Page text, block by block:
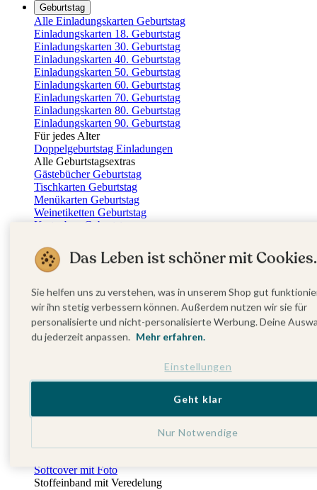
Geburtstag
Alle Einladungskarten Geburtstag
Einladungskarten 18. Geburtstag
Einladungskarten 30. Geburtstag
Einladungskarten 40. Geburtstag
Einladungskarten 50. Geburtstag
Einladungskarten 60. Geburtstag
Einladungskarten 70. Geburtstag
Einladungskarten 80. Geburtstag
Einladungskarten 90. Geburtstag
Für jedes Alter
Doppelgeburtstag Einladungen
Alle Geburtstagsextras
Gästebücher Geburtstag
Tischkarten Geburtstag
Menükarten Geburtstag
Weinetiketten Geburtstag
Kartenbox Geburtstag
Dankeskarten Geburtstag
Fotobuch Geburtstag
Eventplattform
Einladungskarten Kindergeburtstag
Kindergeburtstag Jungen
Kindergeburtstag Mädchen
Kindergeburtstag Unisex
Einladungskarten 1. Geburtstag
Fotobücher
Fotohalter
Softcover mit Foto
Stoffeinband mit Veredelung
Das Leben ist schöner mit Cookies.
Sie helfen uns zu verstehen, was in unserem Shop gut
wir ihn stetig verbessern können. Außerdem nutzen wir sie für
personalisierte und nicht-personalisierte Werbung. Deine
du jederzeit anpassen. Mehr erfahren.
Einstellungen
Nur Notwendige
Geht klar